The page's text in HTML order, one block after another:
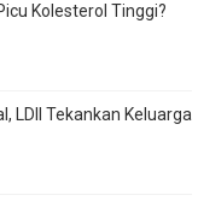
Kolesterol Tinggi?
LDII Tekankan Keluarga